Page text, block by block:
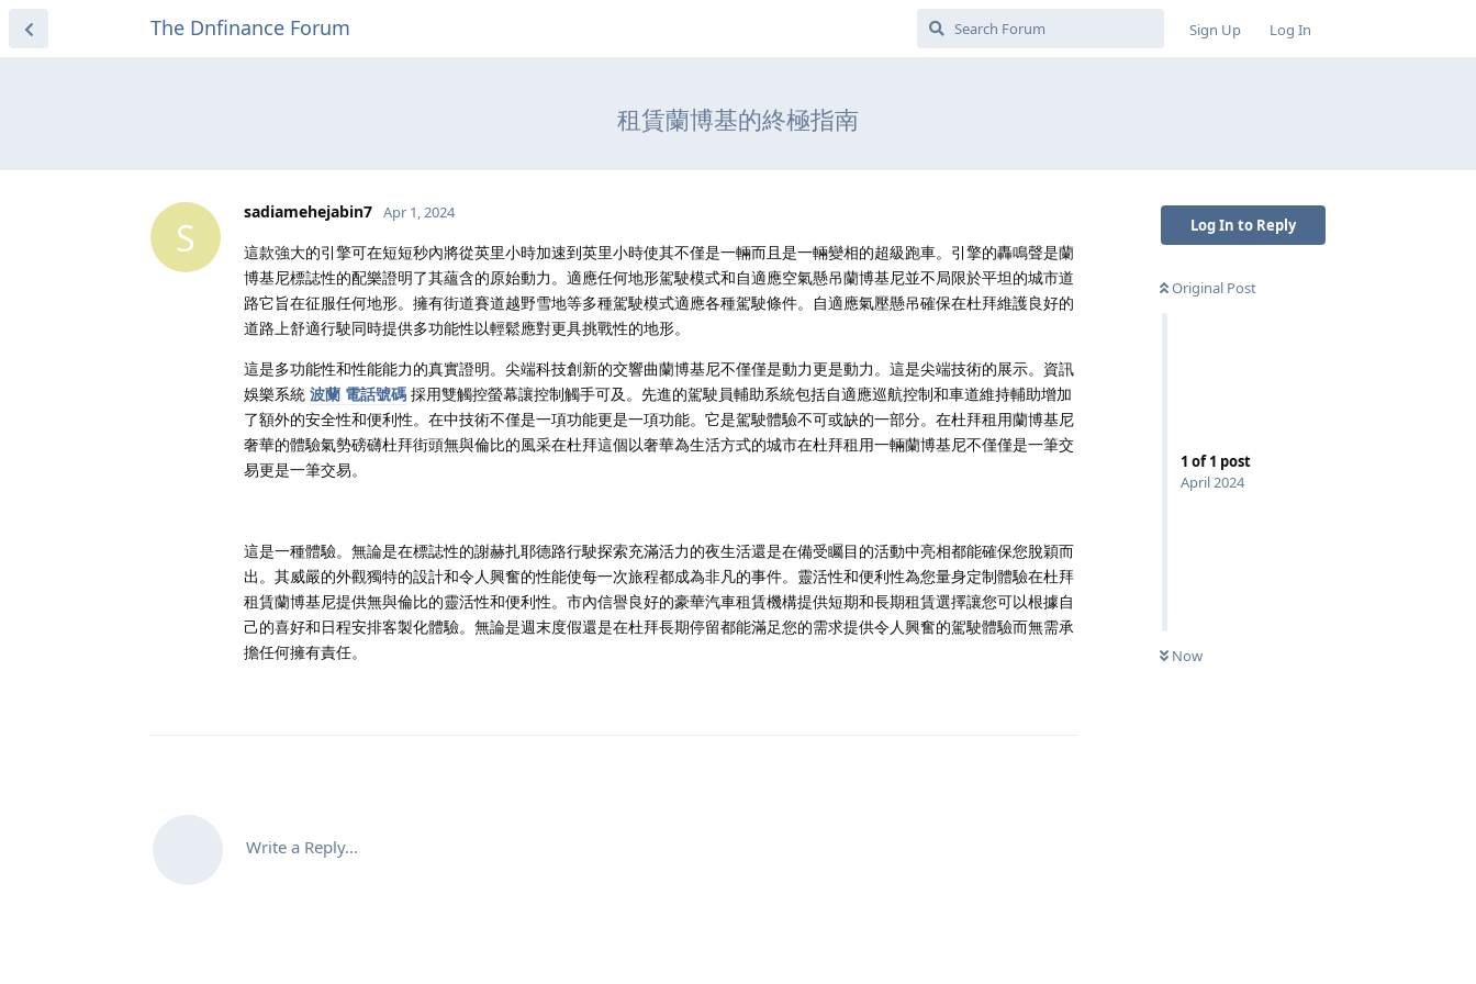
The Dnfinance Forum Sign Up Log In
租賃蘭博基的終極指南
Log In to Reply
Original Post
1 of1 post
April 2024
Now
S
sadiamehejabin7 Apr 1, 2024
這款強大的引擎可在短短秒內將從英里小時加速到英里小時使其不僅是一輛而且是一輛變相的超級跑車。引擎的轟鳴聲是蘭
博基尼標誌性的配樂證明了其蘊含的原始動力。適應任何地形駕駛模式和自適應空氣懸吊蘭博基尼並不局限於平坦的城市道
路它旨在征服任何地形。擁有街道賽道越野雪地等多種駕駛模式適應各種駕駛條件。自適應氣壓懸吊確保在杜拜維護良好的
道路上舒適行駛同時提供多功能性以輕鬆應對更具挑戰性的地形。
這是多功能性和性能能力的真實證明。尖端科技創新的交響曲蘭博基尼不僅僅是動力更是動力。這是尖端技術的展示。資訊
娛樂系統 波蘭 電話號碼 採用雙觸控螢幕讓控制觸手可及。先進的駕駛員輔助系統包括自適應巡航控制和車道維持輔助增加
了額外的安全性和便利性。在中技術不僅是一項功能更是一項功能。它是駕駛體驗不可或缺的一部分。在杜拜租用蘭博基尼
奢華的體驗氣勢磅礴杜拜街頭無與倫比的風采在杜拜這個以奢華為生活方式的城市在杜拜租用一輛蘭博基尼不僅僅是一筆交
易更是一筆交易。
這是一種體驗。無論是在標誌性的謝赫扎耶德路行駛探索充滿活力的夜生活還是在備受矚目的活動中亮相都能確保您脫穎而
出。其威嚴的外觀獨特的設計和令人興奮的性能使每一次旅程都成為非凡的事件。靈活性和便利性為您量身定制體驗在杜拜
租賃蘭博基尼提供無與倫比的靈活性和便利性。市內信譽良好的豪華汽車租賃機構提供短期和長期租賃選擇讓您可以根據自
己的喜好和日程安排客製化體驗。無論是週末度假還是在杜拜長期停留都能滿足您的需求提供令人興奮的駕駛體驗而無需承
擔任何擁有責任。
Write a Reply...